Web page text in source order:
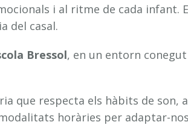
i al ritme de cada infant.
del casal.
Bressol, en un entorn
que respecta els hàbits de son,
horàries per adaptar-